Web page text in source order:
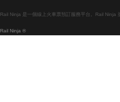
Rail Ninja ®
Rail Ninja 是一個線上火車票預訂服務平台。Rail Ninja